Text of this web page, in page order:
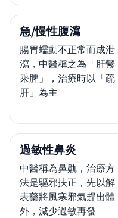
急/慢性腹瀉
腸胃蠕動不正常而成泄
瀉，中醫稱之為「肝鬱
乘脾」，治療時以「疏
肝」為主
過敏性鼻炎
中醫稱為鼻鼽，治療方
法是驅邪扶正，先以解
表藥將風寒邪氣趕出體
外，減少過敏再發